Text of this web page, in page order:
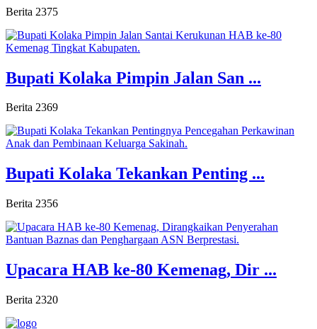
Berita 2375
Bupati Kolaka Pimpin Jalan San ...
Berita 2369
Bupati Kolaka Tekankan Penting ...
Berita 2356
Upacara HAB ke-80 Kemenag, Dir ...
Berita 2320